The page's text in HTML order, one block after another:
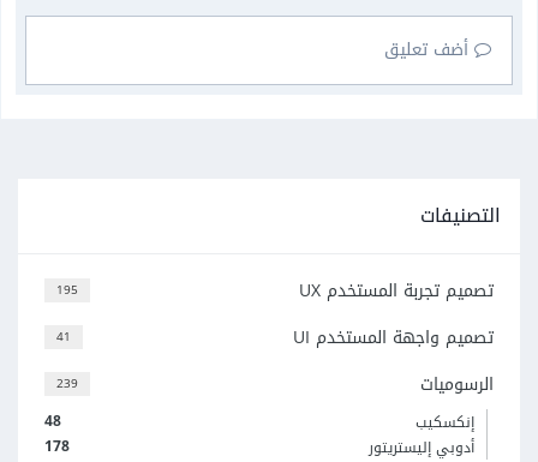
أضف تعليق
التصنيفات
195 تصميم تجربة المستخدم UX
41 تصميم واجهة المستخدم UI
239 الرسوميات
48
إنكسكيب
178
أدوبي إليستريتور